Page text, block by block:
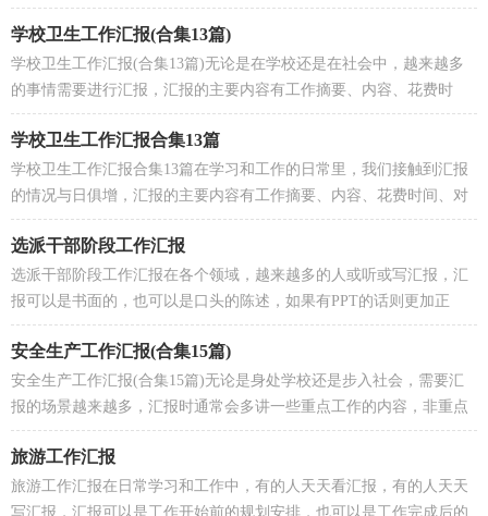
样写汇报才能避免踩雷呢？下面是小编为大家收集的班级...
学校卫生工作汇报(合集13篇)
学校卫生工作汇报(合集13篇)无论是在学校还是在社会中，越来越多
的事情需要进行汇报，汇报的主要内容有工作摘要、内容、花费时
间、对应任务、完成情况、总结等，那么，优秀的汇报内...
学校卫生工作汇报合集13篇
学校卫生工作汇报合集13篇在学习和工作的日常里，我们接触到汇报
的情况与日俱增，汇报的主要内容有工作摘要、内容、花费时间、对
应任务、完成情况、总结等，你有了解过汇报要怎么...
选派干部阶段工作汇报
选派干部阶段工作汇报在各个领域，越来越多的人或听或写汇报，汇
报可以是书面的，也可以是口头的陈述，如果有PPT的话则更加正
式，不过，你会写汇报吗？以下是小编帮大家整理的选派干部阶...
安全生产工作汇报(合集15篇)
安全生产工作汇报(合集15篇)无论是身处学校还是步入社会，需要汇
报的场景越来越多，汇报时通常会多讲一些重点工作的内容，非重点
的内容简单介绍即可，写汇报都需要注意哪些格式呢？下...
旅游工作汇报
旅游工作汇报在日常学习和工作中，有的人天天看汇报，有的人天天
写汇报，汇报可以是工作开始前的规划安排，也可以是工作完成后的